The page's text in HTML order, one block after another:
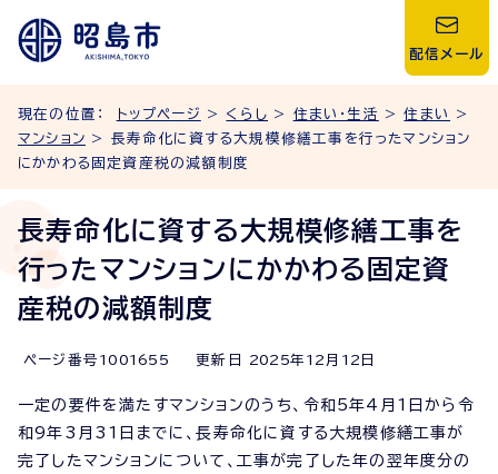
配信メール
現在の位置： トップページ > くらし > 住まい・生活 >住まい
>
マンション > 長寿命化に資する大規模修繕工事を行ったマンション
にかかわる固定資産税の減額制度
長寿命化に資する大規模修繕工事を
行ったマンションにかかわる固定資
産税の減額制度
ページ番号 1001655 更新日 2025年 12 月 12 日
一定の要件を満たすマンションのうち、令和5年4月1日から令
和9年3月31日までに、長寿命化に資する大規模修繕工事が
完了したマンションについて、工事が完了した年の翌年度分の